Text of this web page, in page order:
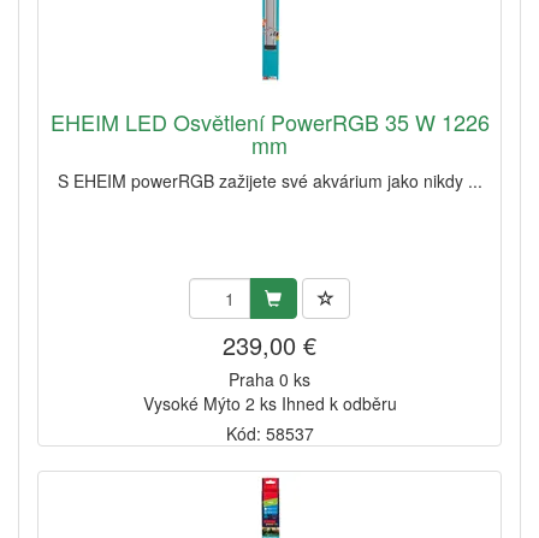
EHEIM LED Osvětlení PowerRGB 35 W 1226
mm
S EHEIM powerRGB zažijete své akvárium jako nikdy ...
239,00 €
Praha 0 ks
Vysoké Mýto 2 ks Ihned k odběru
Kód: 58537